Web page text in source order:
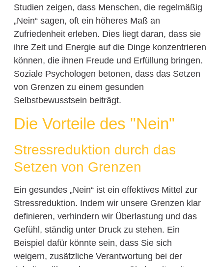
Studien zeigen, dass Menschen, die regelmäßig
„Nein“ sagen, oft ein höheres Maß an
Zufriedenheit erleben. Dies liegt daran, dass sie
ihre Zeit und Energie auf die Dinge konzentrieren
können, die ihnen Freude und Erfüllung bringen.
Soziale Psychologen betonen, dass das Setzen
von Grenzen zu einem gesunden
Selbstbewusstsein beiträgt.
Die Vorteile des "Nein"
Stressreduktion durch das
Setzen von Grenzen
Ein gesundes „Nein“ ist ein effektives Mittel zur
Stressreduktion. Indem wir unsere Grenzen klar
definieren, verhindern wir Überlastung und das
Gefühl, ständig unter Druck zu stehen. Ein
Beispiel dafür könnte sein, dass Sie sich
weigern, zusätzliche Verantwortung bei der